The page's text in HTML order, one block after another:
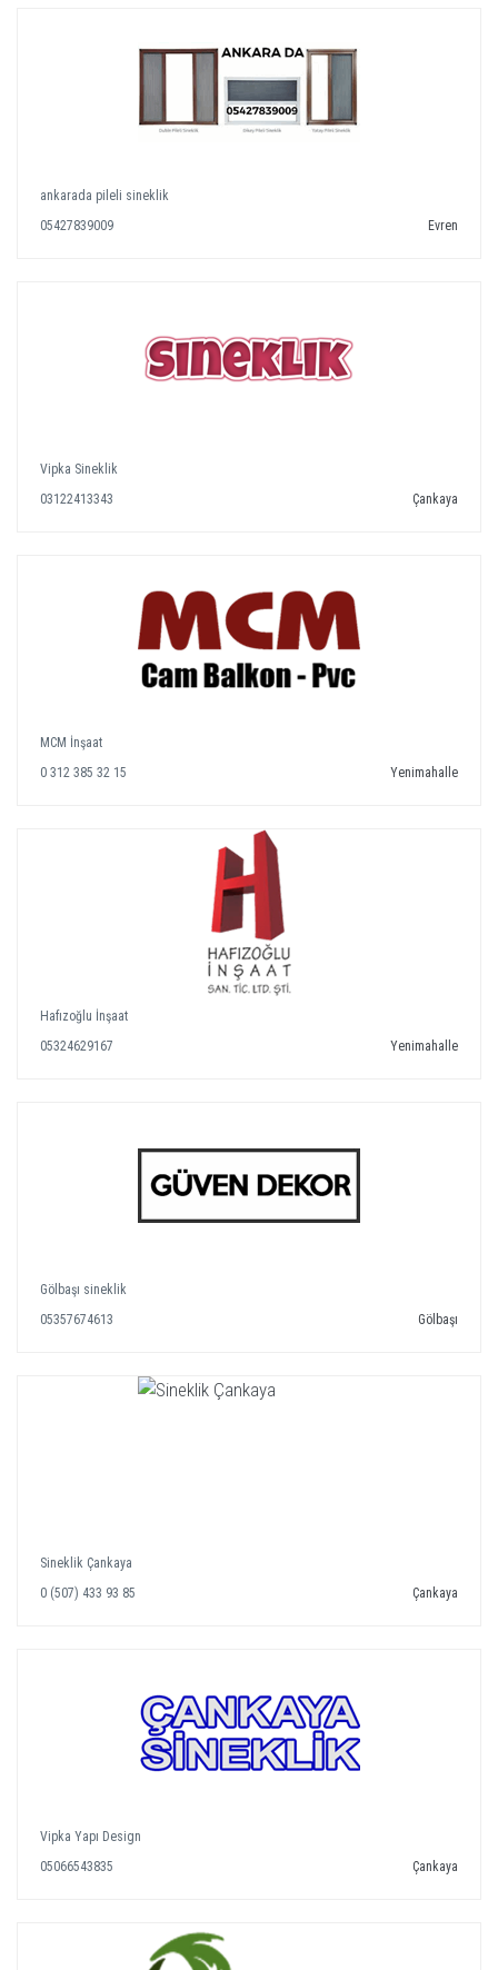
ankarada pileli sineklik
05427839009
Evren
Vipka Sineklik
03122413343
Çankaya
MCM İnşaat
0 312 385 32 15
Yenimahalle
Hafızoğlu İnşaat
05324629167
Yenimahalle
Gölbaşı sineklik
05357674613
Gölbaşı
Sineklik Çankaya
0 (507) 433 93 85
Çankaya
Vipka Yapı Design
05066543835
Çankaya